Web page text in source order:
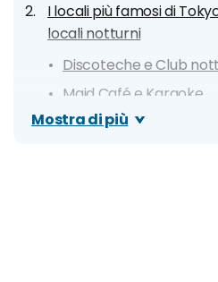
I locali più famosi di
locali notturni
Discoteche e Club
Maid Café e Karaoke
Ristoranti, Lounge e
Mostra di più